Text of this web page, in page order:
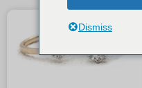
Dismiss